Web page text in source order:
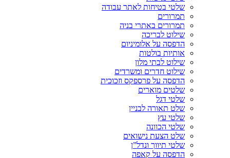
שלטי בטיחות לאתר עבודה
תמרורים
תמרורים באתרי בניה
שילוט לבריכה
הדפסה על אלומיניום
אותיות בולטות
שילוט לבתי מלון
שילוט חדרים ומשרדים
הדפסה על פרספקס וזכוכית
שלטים מוארים
שלטי דגל
שלט תאורה לבניין
שלטי עץ
שלטי הכוונה
שלט הצעת נישואים
שלטי תיווך ונדל”ן
הדפסה על קאפה